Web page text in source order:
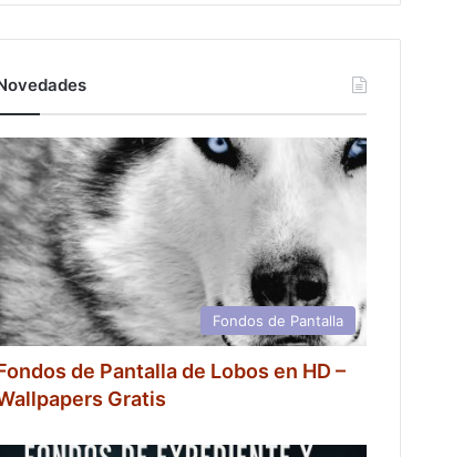
Fondos de Pantalla
de Pantalla de Lobos en HD –
Gratis